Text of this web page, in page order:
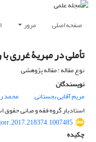
صفحه اصلی مرور
تأملی در مهریۀ غرری
نوع مقاله : مقاله پژوهشی
نویسندگان
مریم آقایی بجستانی
محمد
استادیار گروه فقه و مبانی حقوق
چکیده